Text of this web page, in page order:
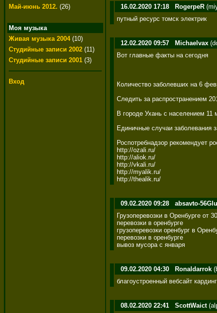
Май-июнь 2012. (26)
Моя музыка
Живая музыка 2004(10)
Студийные записи 2002 (11)
Студийные записи 2001 (3)
Вход
16.02.2020 17:18 RogerpeR
путный ресурс томск электрик
12.02.2020 09:57 Michaelvax
Вот главные факты на сегодня
Количество заболевших на 6
Следить за распространением
В городе Ухань с населением
Единичные случаи
Роспотребнадзор рекомендует
http://ozali.ru/
http://aliok.ru/
http://vkali.ru/
http://myalik.ru/
http://thealik.ru/
09.02.2020 09:28
absavto-
Грузоперевозки в Оренбурге от
перевозки в оренбурге
грузоперевозки оренбург в
перевозки в оренбурге
вывоз мусора с января
09.02.2020 04:30 Ronaldarrok
благоустроенный вебсайт
08.02.2020 22:41 ScottWaict